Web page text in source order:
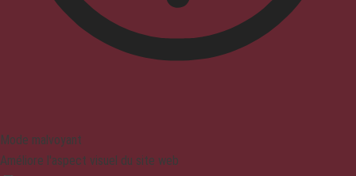
Mode malvoyant
Améliore l'aspect visuel du site web